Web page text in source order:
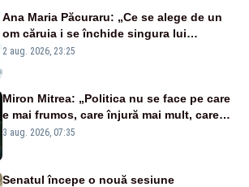
Ana Maria Păcuraru: „Ce se alege de un
om căruia i se închide singura lui
portiță?”
2 aug. 2026, 23:25
Miron Mitrea: „Politica nu se face pe care
e mai frumos, care înjură mai mult, care
țipă mai tare, ci pe proiecte”
3 aug. 2026, 07:35
Senatul începe o nouă sesiune